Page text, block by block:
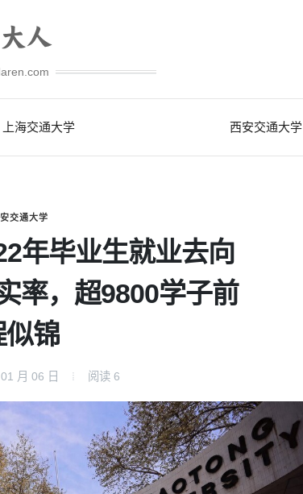
上海交通大学 西安交通大学
交通大学
年毕业生就业去向
率，超9800学子前
似锦
月 06 日 阅读 6